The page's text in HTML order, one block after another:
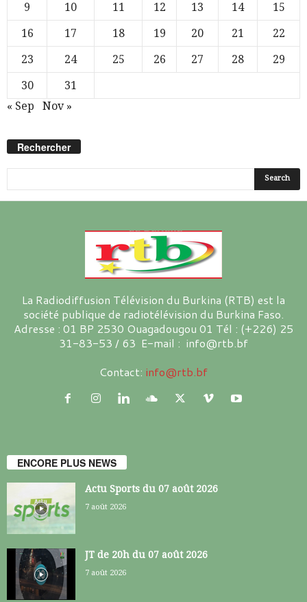
9
10 11 12 13 14
15
16
17 18 19 20 21
22
23
24 25 26 27 28
29
30
31
« Sep
Nov »
Rechercher
La Radiodiffusion Télévision du Burkina (RTB) est la
société publique de radiotélévision du Burkina Faso.
Adresse : 01 BP 2530 Ouagadougou 01 Tél : (+226) 25
31-83-53 / 63 E-mail : info@rtb.bf
Contact: info@rtb.bf
ENCORE PLUS NEWS
Actu Sports du 07 août 2026
7 août 2026
JT de 20h du 07 août 2026
7 août 2026